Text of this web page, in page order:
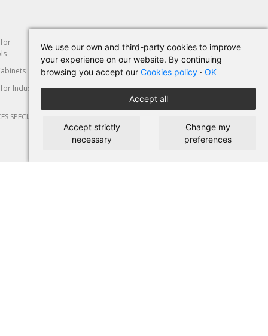
We use our own and third-party cookies to improve
your experience on our website. By continuing
browsing you accept our Cookies policy · OK
Accept all
Accept strictly
necessary
Change my
preferences
Abrasion Hand Tools
Machine-Tools
Cut & Deformation
Industry
Personal Protective
Automotive
SPECIAL